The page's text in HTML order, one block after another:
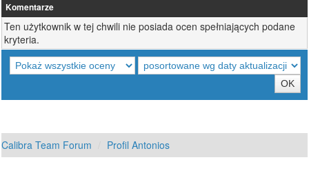
Komentarze
Ten użytkownik w tej chwili nie posiada ocen spełniających podane
kryteria.
Calibra Team Forum Profil Antonios